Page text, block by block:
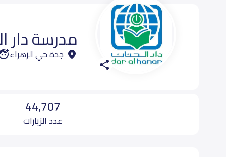
مدرسة دار
جدة حي الزهراء
44,707
عدد الزيارات